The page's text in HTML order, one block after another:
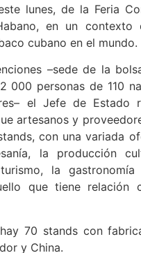
lunes, de la Feria
en un contexto
cubano en el mundo.
–sede de la
000 personas de 110
el Jefe de Estado
artesanos y
con una variada
la producción
la
que tiene relación
70 stands con
y China.